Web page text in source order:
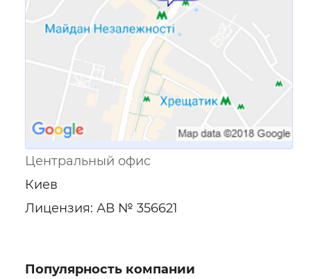
Центральный офис
Киев
Лицензия: АВ № 356621
Популярность компании